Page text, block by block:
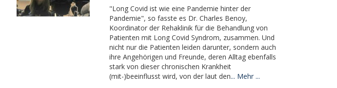
"Long Covid ist wie eine Pandemie hinter der
Pandemie", so fasste es Dr. Charles Benoy,
Koordinator der Rehaklinik für die Behandlung von
Patienten mit Long Covid Syndrom, zusammen. Und
nicht nur die Patienten leiden darunter, sondern auch
ihre Angehörigen und Freunde, deren Alltag ebenfalls
stark von dieser chronischen Krankheit
(mit-)beeinflusst wird, von der laut den... Mehr ...